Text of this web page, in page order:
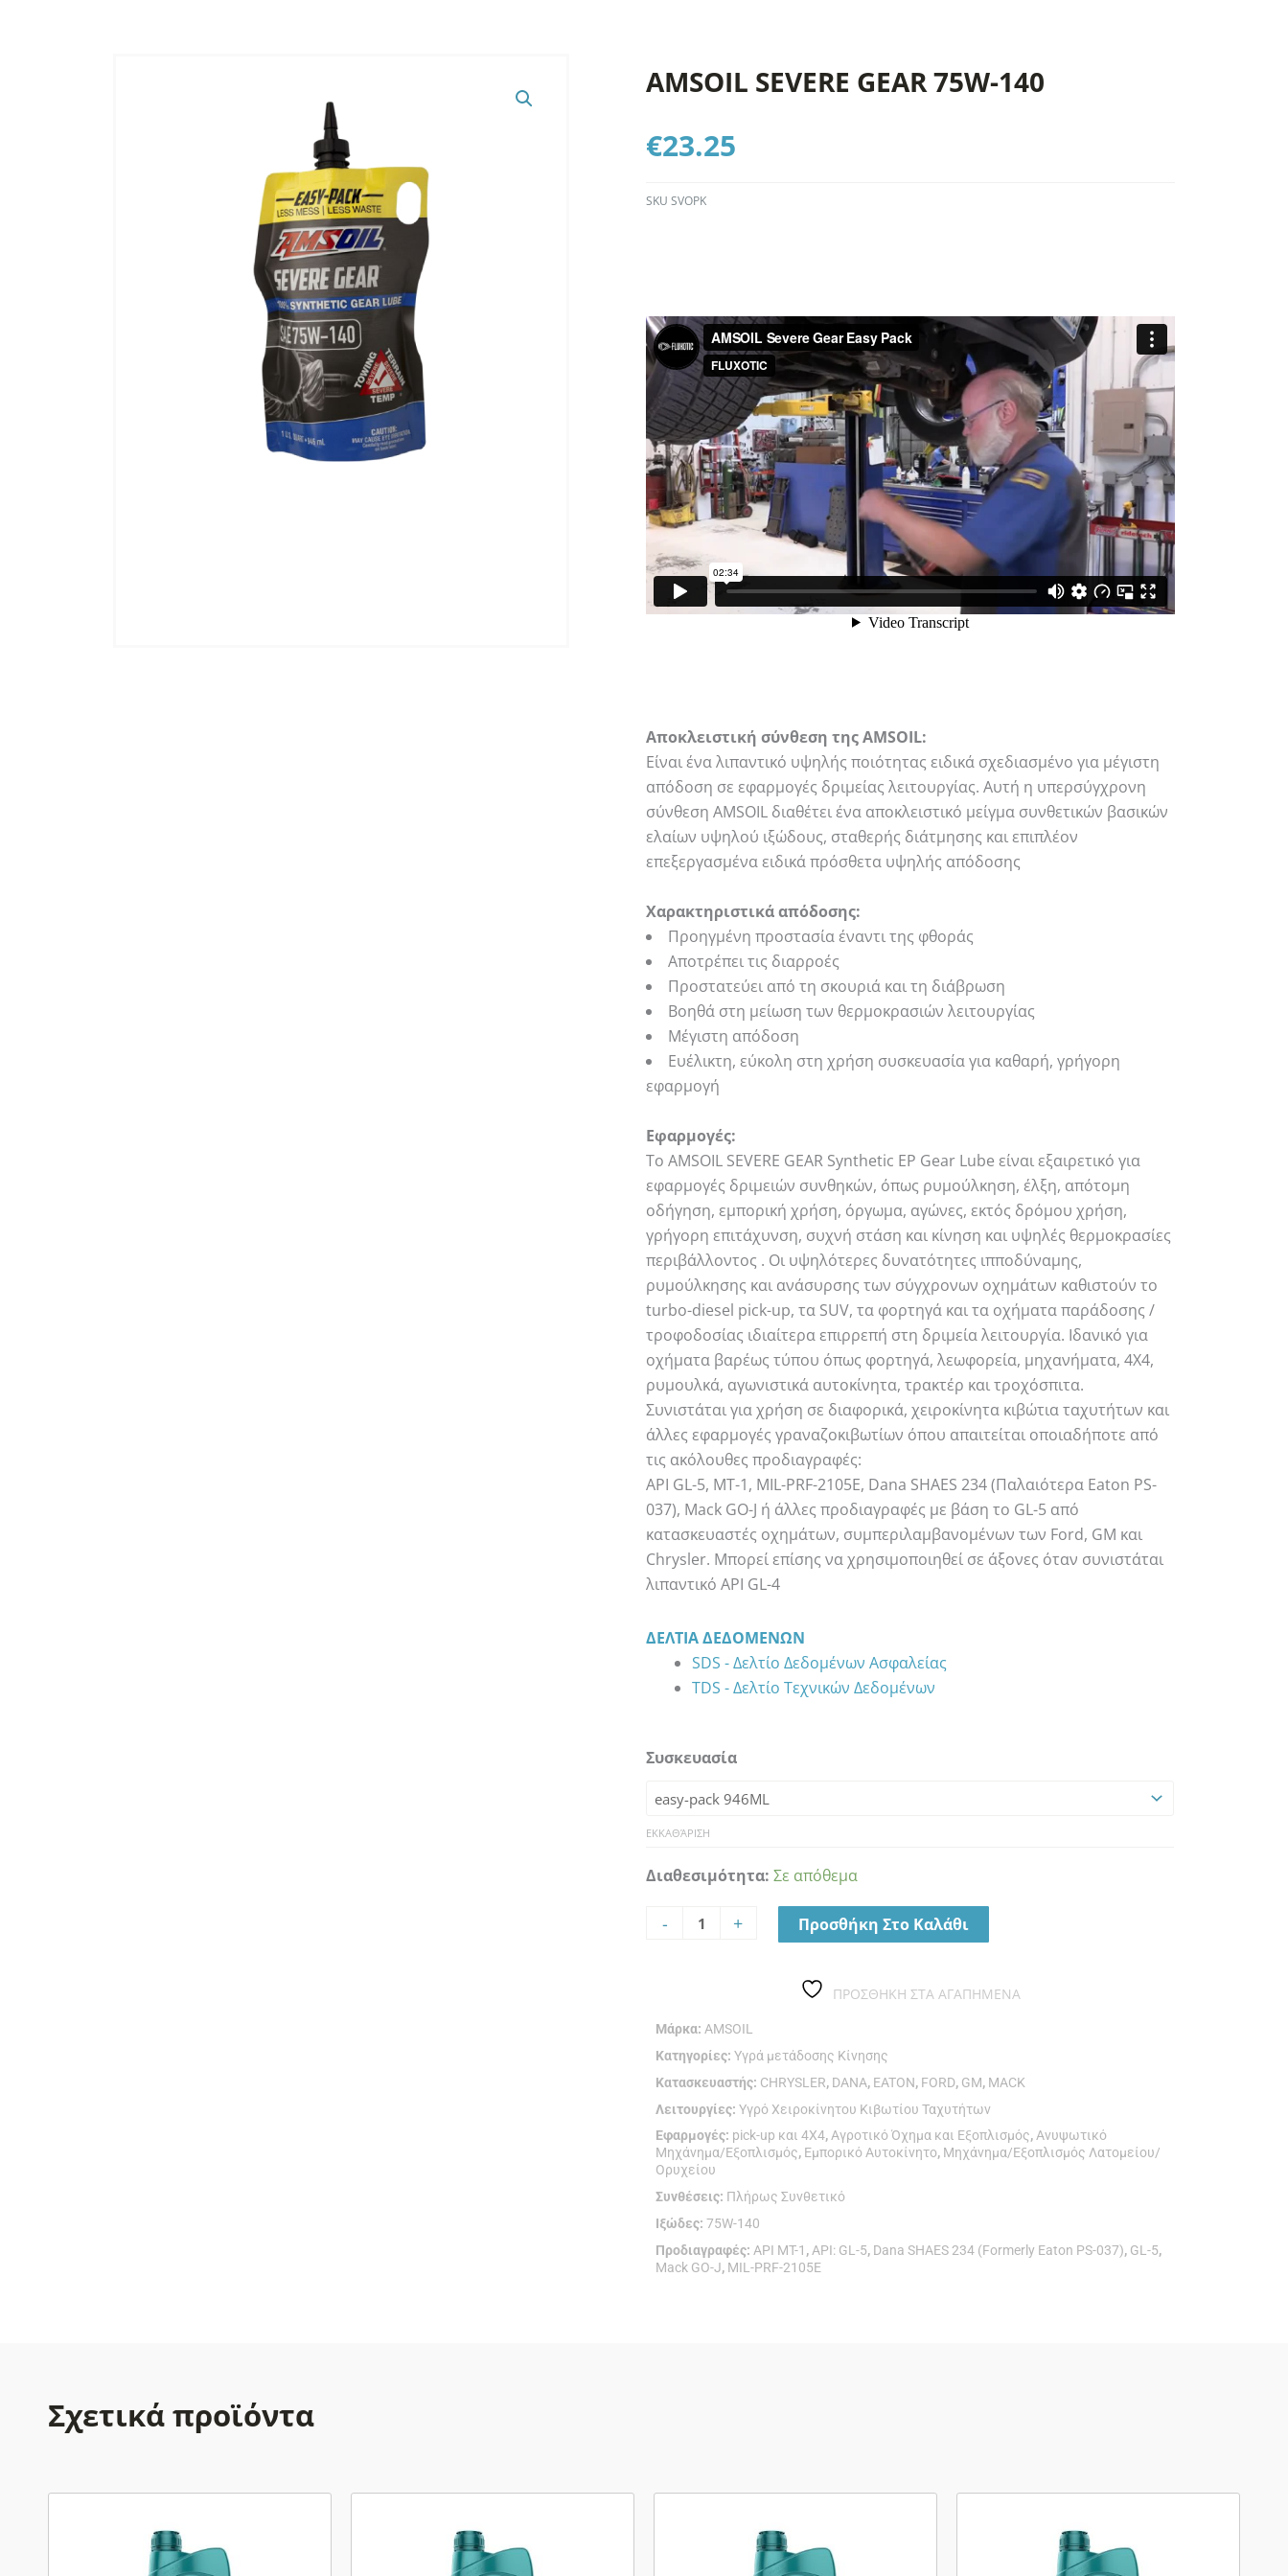
AMSOIL SEVERE GEAR 75W-140
€23.25
SKUSVOPK
Αποκλειστική σύνθεση της AMSOIL:
Είναι ένα λιπαντικό υψηλής ποιότητας ειδικά σχεδιασμένο για μέγιστη
απόδοση σε εφαρμογές δριμείας λειτουργίας. Αυτή η υπερσύγχρονη
σύνθεση AMSOIL διαθέτει ένα αποκλειστικό μείγμα συνθετικών βασικών
ελαίων υψηλού ιξώδους, σταθερής διάτμησης και επιπλέον
επεξεργασμένα ειδικά πρόσθετα υψηλής απόδοσης
Χαρακτηριστικά απόδοσης:
Προηγμένη προστασία έναντι της φθοράς
Αποτρέπει τις διαρροές
Προστατεύει από τη σκουριά και τη διάβρωση
Βοηθά στη μείωση των θερμοκρασιών λειτουργίας
Μέγιστη απόδοση
Ευέλικτη, εύκολη στη χρήση συσκευασία για καθαρή, γρήγορη
εφαρμογή
Εφαρμογές:
Το AMSOIL SEVERE GEAR Synthetic EP Gear Lube είναι εξαιρετικό για
εφαρμογές δριμειών συνθηκών, όπως ρυμούλκηση, έλξη, απότομη
οδήγηση, εμπορική χρήση, όργωμα, αγώνες, εκτός δρόμου χρήση,
γρήγορη επιτάχυνση, συχνή στάση και κίνηση και υψηλές θερμοκρασίες
περιβάλλοντος . Οι υψηλότερες δυνατότητες ιπποδύναμης,
ρυμούλκησης και ανάσυρσης των σύγχρονων οχημάτων καθιστούν το
turbo-diesel pick-up, τα SUV, τα φορτηγά και τα οχήματα παράδοσης /
τροφοδοσίας ιδιαίτερα επιρρεπή στη δριμεία λειτουργία. Ιδανικό για
οχήματα βαρέως τύπου όπως φορτηγά, λεωφορεία, μηχανήματα, 4Χ4,
ρυμουλκά, αγωνιστικά αυτοκίνητα, τρακτέρ και τροχόσπιτα.
Συνιστάται για χρήση σε διαφορικά, χειροκίνητα κιβώτια ταχυτήτων και
άλλες εφαρμογές γραναζοκιβωτίων όπου απαιτείται οποιαδήποτε από
τις ακόλουθες προδιαγραφές:
API GL-5, MT-1, MIL-PRF-2105E, Dana SHAES 234 (Παλαιότερα Eaton PS-
037), Mack GO-J ή άλλες προδιαγραφές με βάση το GL-5 από
κατασκευαστές οχημάτων, συμπεριλαμβανομένων των Ford, GM και
Chrysler. Μπορεί επίσης να χρησιμοποιηθεί σε άξονες όταν συνιστάται
λιπαντικό API GL-4
ΔΕΛΤΊΑ ΔΕΔΟΜΈΝΩΝ
SDS - Δελτίο Δεδομένων Ασφαλείας
TDS - Δελτίο Τεχνικών Δεδομένων
Συσκευασία
ΕΚΚΑΘΆΡΙΣΗ
Διαθεσιμότητα: Σε απόθεμα
-
SEVERE
75W-
140
+ Προσθήκη Στο Καλάθι
ΠΡΟΣΘΉΚΗ ΣΤΑ ΑΓΑΠΗΜΈΝΑ
Μάρκα:AMSOIL
Κατηγορίες:Υγρά μετάδοσης Κίνησης
Κατασκευαστής: CHRYSLER, DANA, EATON, FORD, GM, MACK
Λειτουργίες:Υγρό Χειροκίνητου Κιβωτίου Ταχυτήτων
Εφαρμογές: pick-up και 4Χ4,Αγροτικό Όχημα και Εξοπλισμός,Ανυψωτικό
Μηχάνημα/Εξοπλισμός, Εμπορικό Αυτοκίνητο, Μηχάνημα/Εξοπλισμός Λατομείου/
Ορυχείου
Συνθέσεις: Πλήρως Συνθετικό
Ιξώδες:75W-140
Προδιαγραφές: API MT-1 , API: GL-5, Dana SHAES 234 (Formerly Eaton PS-037), GL-5,
Mack GO-J, MIL-PRF-2105E
Σχετικά προϊόντα
προϊόν
προϊόν
προϊόν
προϊόν